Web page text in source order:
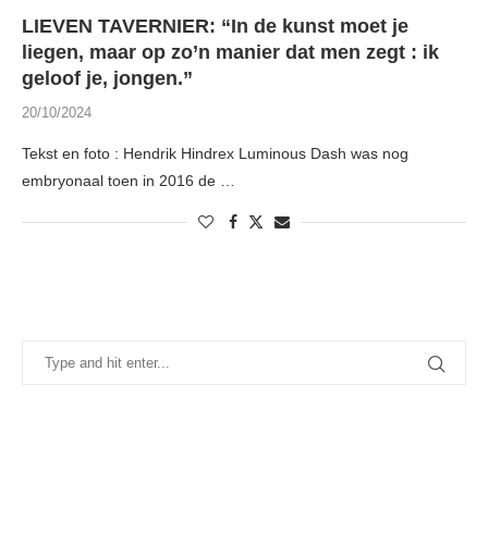
LIEVEN TAVERNIER: “In de kunst moet je
liegen, maar op zo’n manier dat men zegt : ik
geloof je, jongen.”
20/10/2024
Tekst en foto : Hendrik Hindrex Luminous Dash was nog
embryonaal toen in 2016 de …